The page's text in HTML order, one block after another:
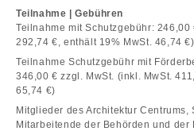
Teilnahme | Gebühren
Teilnahme mit Schutzgebühr: 246,00
292,74 €, enthält 19% MwSt. 46,74 €)
Teilnahme Schutzgebühr mit
346,00 € zzgl. MwSt. (inkl. MwSt.
65,74 €)
Mitglieder des Architektur Centrums,
Mitarbeitende der Behörden und der